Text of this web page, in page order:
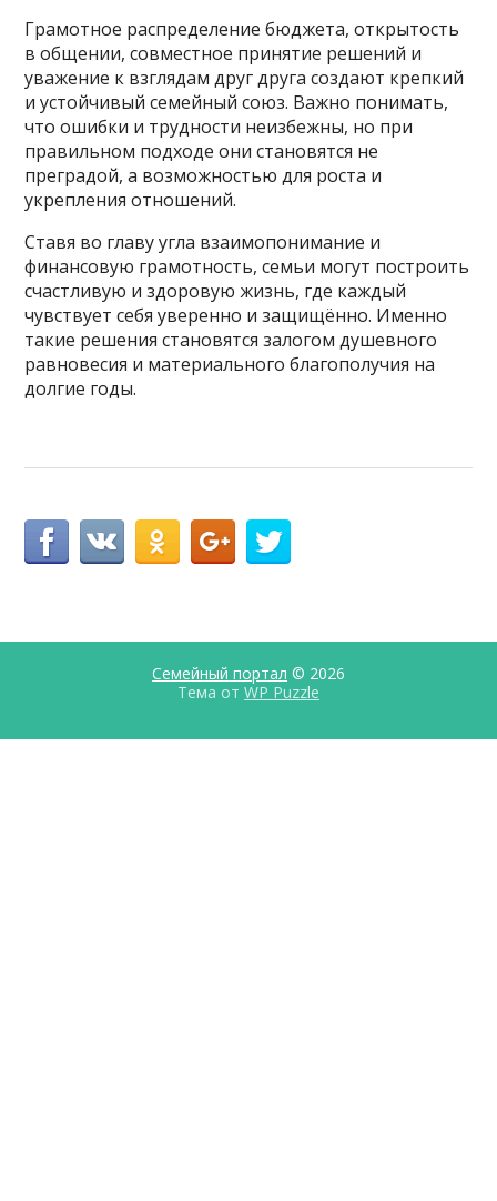
Грамотное распределение бюджета, открытость
в общении, совместное принятие решений и
уважение к взглядам друг друга создают крепкий
и устойчивый семейный союз. Важно понимать,
что ошибки и трудности неизбежны, но при
правильном подходе они становятся не
преградой, а возможностью для роста и
укрепления отношений.
Ставя во главу угла взаимопонимание и
финансовую грамотность, семьи могут построить
счастливую и здоровую жизнь, где каждый
чувствует себя уверенно и защищённо. Именно
такие решения становятся залогом душевного
равновесия и материального благополучия на
долгие годы.
Семейный портал © 2026
Тема от WP Puzzle